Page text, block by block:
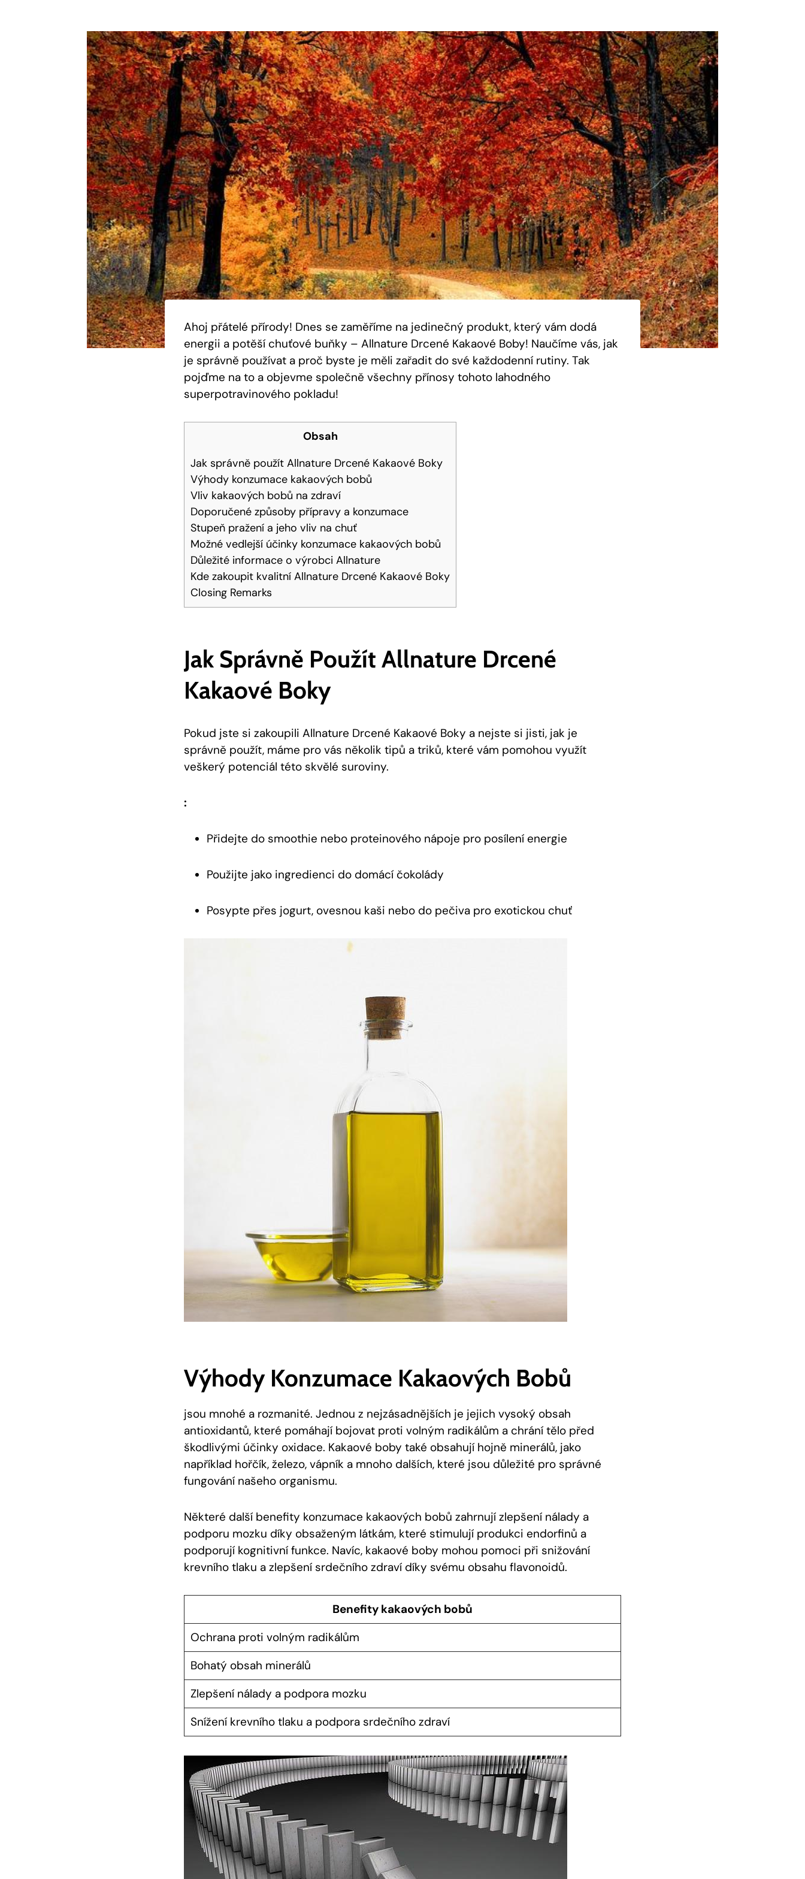
Ahoj přátelé přírody! Dnes se zaměříme⁣ na jedinečný produkt, který vám dodá‍
energii⁣ a potěší chuťové buňky⁤ – Allnature Drcené ⁣Kakaové Boby! ‌Naučíme​ vás, jak
je ‌správně​ používat a proč byste je měli zařadit⁣ do své každodenní rutiny. Tak
pojďme ‍na ⁢to⁤ a objevme společně všechny⁣ přínosy tohoto​ lahodného
superpotravinového pokladu!
Obsah
Jak správně použít Allnature Drcené⁤ Kakaové Boky
Výhody konzumace kakaových bobů
Vliv kakaových bobů na zdraví
Doporučené způsoby přípravy a ⁤konzumace
Stupeň pražení a ‌jeho vliv na chuť
Možné vedlejší účinky konzumace kakaových bobů
Důležité informace o výrobci Allnature
Kde⁢ zakoupit‌ kvalitní Allnature Drcené Kakaové ⁣Boky
Closing Remarks
Jak Správně Použít Allnature Drcené⁤
Kakaové Boky
Pokud jste si zakoupili Allnature Drcené Kakaové ​Boky a nejste ⁢si​ jisti, jak je
správně použít, máme pro vás několik tipů ​a triků, které vám pomohou využít
veškerý potenciál této skvělé ‍suroviny.
:
Přidejte‌ do ​smoothie nebo proteinového nápoje​ pro posílení energie
Použijte jako ingredienci do domácí čokolády
Posypte přes jogurt, ovesnou kaši nebo do pečiva ​pro exotickou chuť
Výhody Konzumace Kakaových Bobů
jsou mnohé a⁣ rozmanité. Jednou z nejzásadnějších je jejich vysoký obsah
antioxidantů, které pomáhají bojovat proti⁣ volným radikálům ‍a chrání tělo před
škodlivými účinky oxidace. Kakaové boby také obsahují hojně⁤ minerálů, jako
například hořčík, železo, vápník a mnoho dalších, které jsou důležité ‍pro správné
‍fungování našeho organismu.
Některé ⁣další benefity konzumace kakaových bobů zahrnují zlepšení nálady a
podporu⁢ mozku díky ⁤obsaženým látkám, které stimulují ⁢produkci endorfinů‌ a
podporují kognitivní funkce. Navíc, kakaové boby mohou pomoci při snižování
krevního tlaku a zlepšení srdečního zdraví⁢ díky⁣ svému obsahu flavonoidů.
Benefity kakaových bobů
Ochrana proti volným radikálům
Bohatý obsah minerálů
Zlepšení nálady a podpora‌ mozku
Snížení⁤ krevního tlaku a podpora ⁤srdečního zdraví